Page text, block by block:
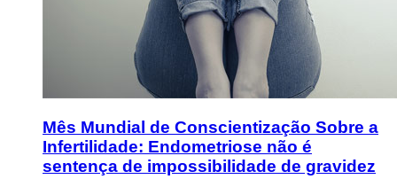
Mês Mundial de Conscientização Sobre a
Infertilidade: Endometriose não é
sentença de impossibilidade de gravidez